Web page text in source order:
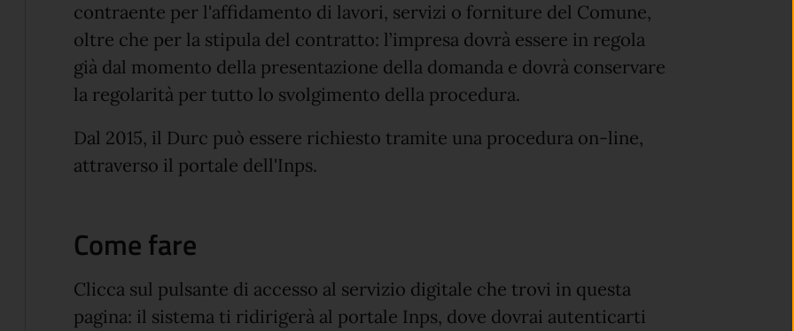
contraente per l'affidamento di lavori, servizi o forniture del Comune,
oltre che per la stipula del contratto: l’impresa dovrà essere in regola
già dal momento della presentazione della domanda e dovrà conservare
la regolarità per tutto lo svolgimento della procedura.
Dal 2015, il Durc può essere richiesto tramite una procedura on-line,
attraverso il portale dell'Inps.
Come fare
Clicca sul pulsante di accesso al servizio digitale che trovi in questa
pagina: il sistema ti ridirigerà al portale Inps, dove dovrai autenticarti